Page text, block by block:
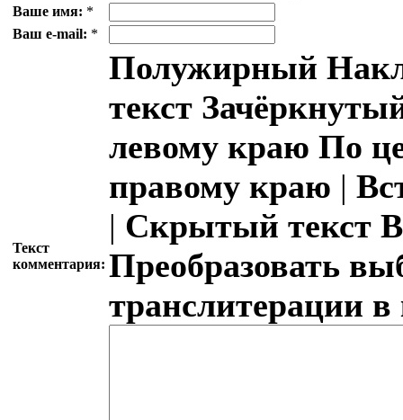
Ваше имя: *
Ваш e-mail: *
Текст
комментария:
Полужирный
текст
левому краю По
правому краю |
| Скрытый текст
Преобразовать
транслитерации